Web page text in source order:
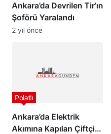
Ankara’da Devrilen Tir’ın
Şoförü Yaralandı
2 yıl önce
Ankara’da Elektrik
Akımına Kapılan Çiftçi
Polatlı